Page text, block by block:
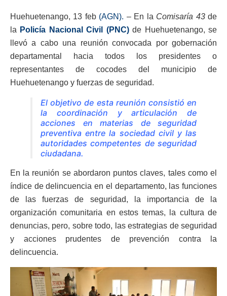
Huehuetenango, 13 feb (AGN). – En la Comisaría 43de
la Policía Nacional Civil (PNC)de Huehuetenango, se
llevó a cabo una reunión convocada por gobernación
departamental hacia todos los presidentes o
representantes de cocodes del municipio de
Huehuetenango y fuerzas de seguridad.
El objetivo de esta reunión consistió en
la coordinación y articulación de
acciones en materias de seguridad
preventiva entre la sociedad civil y las
autoridades competentes de seguridad
ciudadana.
En la reunión se abordaron puntos claves, tales como el
índice de delincuencia en el departamento, las funciones
de las fuerzas de seguridad, la importancia de la
organización comunitaria en estos temas, la cultura de
denuncias, pero, sobre todo, las estrategias de seguridad
y acciones prudentes de prevención contra la
delincuencia.